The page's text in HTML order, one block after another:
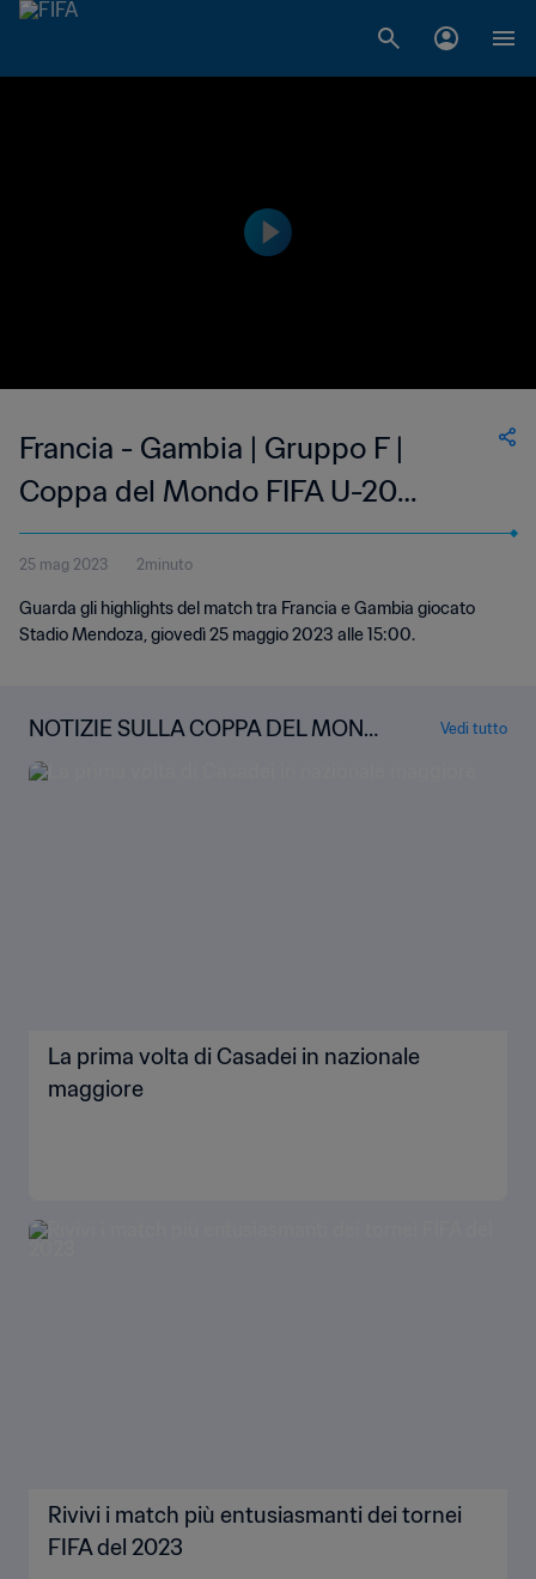
Francia - Gambia | Gruppo F |
Coppa del Mondo FIFA U-20
Argentina 2023 | Highlights
25 mag 2023 2minuto
Guarda gli highlights del match tra Francia e Gambia giocato
Stadio Mendoza, giovedì 25 maggio 2023 alle 15:00.
NOTIZIE SULLA COPPA DEL MOND
O FIFA U-20
Vedi tutto
La prima volta di Casadei in nazionale
maggiore
Rivivi i match più entusiasmanti dei tornei
FIFA del 2023